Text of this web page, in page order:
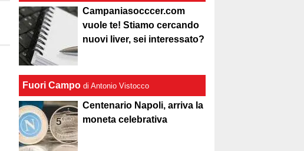
Campaniasocccer.com
vuole te! Stiamo cercando
nuovi liver, sei interessato?
Fuori Campo di Antonio Vistocco
Centenario Napoli, arriva la
moneta celebrativa